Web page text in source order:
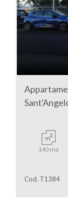
140 mq
Cod. T1384
Teramo
Tipologia